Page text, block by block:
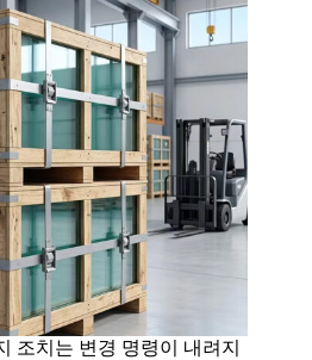
조치는 변경 명령이 내려지